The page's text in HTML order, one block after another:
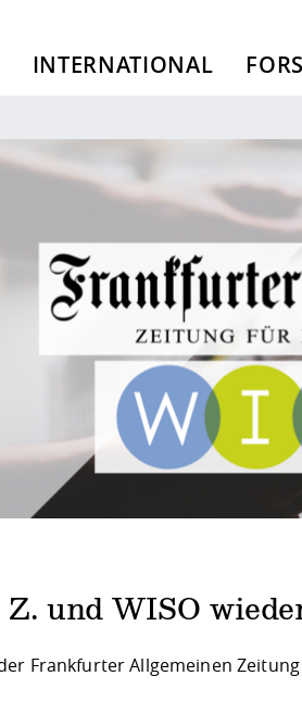
INTERNATIONAL
Z. und WISO
Frankfurter Allgemeinen